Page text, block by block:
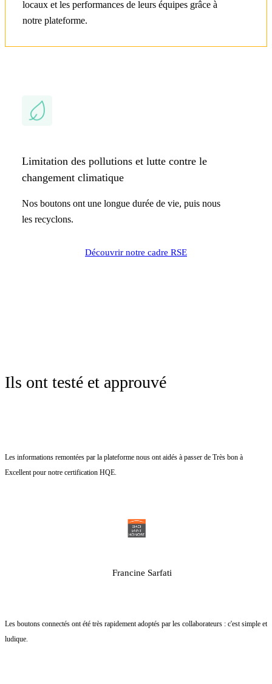
locaux et les performances de leurs équipes grâce à
notre plateforme.
Limitation des pollutions et lutte contre le
changement climatique
Nos boutons ont une longue durée de vie, puis nous
les recyclons.
Découvrir notre cadre RSE
Ils ont testé et approuvé
Les informations remontées par la plateforme nous ont aidés à passer de Très bon à
Excellent pour notre certification HQE.
Francine Sarfati
Les boutons connectés ont été très rapidement adoptés par les collaborateurs : c'est simple et
ludique.